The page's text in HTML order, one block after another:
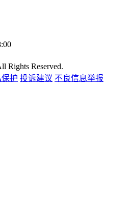
Rights Reserved.
保护 投诉建议 不良信息举报